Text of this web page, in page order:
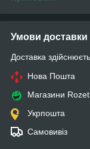
Умови доставки
Доставка
Нова Пошта
Магазини
Укрпошта
Самовивіз